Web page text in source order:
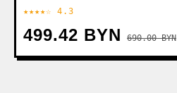
★★★★☆ 4.3
499.42 BYN 690.00 BYN